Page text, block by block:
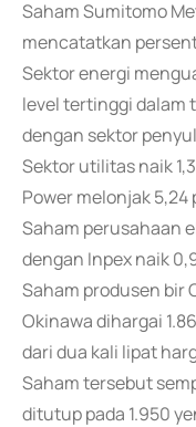
Saham Sumitomo
mencatatkan
Sektor energi
level tertinggi dalam
dengan sektor
Sektor utilitas naik
Power melonjak 5,24
Saham perusahaan
dengan Inpex naik
Saham produsen bir
Okinawa dihargai
dari dua kali lipat
Saham tersebut
ditutup pada 1.950